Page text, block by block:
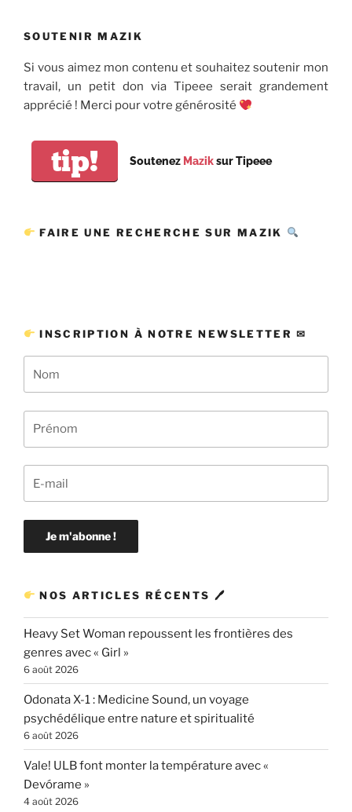
SOUTENIR MAZIK
Si vous aimez mon contenu et souhaitez soutenir mon
travail, un petit don via Tipeee serait grandement
apprécié ! Merci pour votre générosité
tip! Soutenez Maziksur Tipeee
FAIRE UNE RECHERCHE SUR MAZIK
INSCRIPTION À NOTRE NEWSLETTER ✉
NOS ARTICLES RÉCENTS 🖊
Heavy Set Woman repoussent les frontières des
genres avec « Girl »
6 août 2026
Odonata X-1 : Medicine Sound, un voyage
psychédélique entre nature et spiritualité
6 août 2026
Vale! ULB font monter la température avec «
Devórame »
4 août 2026